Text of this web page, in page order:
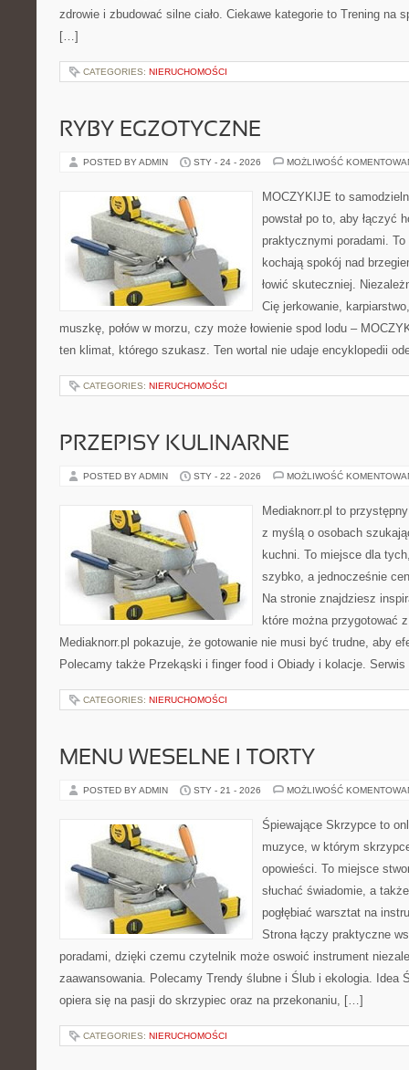
zdrowie i zbudować silne ciało. Ciekawe kategorie to Trening na
[…]
CATEGORIES: NIERUCHOMOŚCI
RYBY EGZOTYCZNE
POSTED BY ADMIN STY - 24 - 2026 MOŻLIWOŚĆ
MOCZYKIJE to
powstał po to, aby łączyć
praktycznymi poradami.
kochają spokój nad
łowić skuteczniej.
Cię jerkowanie,
muszkę, połów w morzu, czy może łowienie spod lodu –
ten klimat, którego szukasz. Ten wortal nie udaje encyklopedii
CATEGORIES: NIERUCHOMOŚCI
PRZEPISY KULINARNE
POSTED BY ADMIN STY - 22 - 2026 MOŻLIWOŚĆ
Mediaknorr.pl to
z myślą o osobach
kuchni. To miejsce dla
szybko, a jednocześnie
Na stronie znajdziesz
które można przygotować
Mediaknorr.pl pokazuje, że gotowanie nie musi być trudne, aby
Polecamy także Przekąski i finger food i Obiady i kolacje.
CATEGORIES: NIERUCHOMOŚCI
MENU WESELNE I TORTY
POSTED BY ADMIN STY - 21 - 2026 MOŻLIWOŚĆ
Śpiewające Skrzypce to
muzyce, w którym
opowieści. To miejsce
słuchać świadomie, a
pogłębiać warsztat na
Strona łączy praktyczne
poradami, dzięki czemu czytelnik może oswoić instrument
zaawansowania. Polecamy Trendy ślubne i Ślub i ekologia. Idea
opiera się na pasji do skrzypiec oraz na przekonaniu, […]
CATEGORIES: NIERUCHOMOŚCI